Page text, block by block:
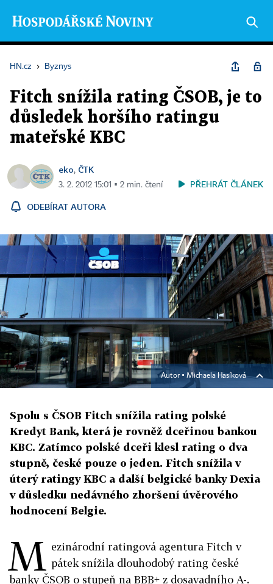
HN.cz › Byznys
Fitch snížila rating ČSOB, je to
důsledek horšího ratingu
mateřské KBC
eko, ČTK
3. 2. 2012 15:01 ▪ 2 min. čtení PŘEHRÁT ČLÁNEK
ODEBÍRAT AUTORA
Autor ▪ Michaela Hasíková
Spolu s ČSOB Fitch snížila rating polské
Kredyt Bank, která je rovněž dceřinou bankou
KBC. Zatímco polské dceři klesl rating o dva
stupně, české pouze o jeden. Fitch snížila v
úterý ratingy KBC a další belgické banky Dexia
v důsledku nedávného zhoršení úvěrového
hodnocení Belgie.
M ezinárodní ratingová agentura Fitch v
pátek snížila dlouhodobý rating české
banky ČSOB o stupeň na BBB+ z dosavadního A-.